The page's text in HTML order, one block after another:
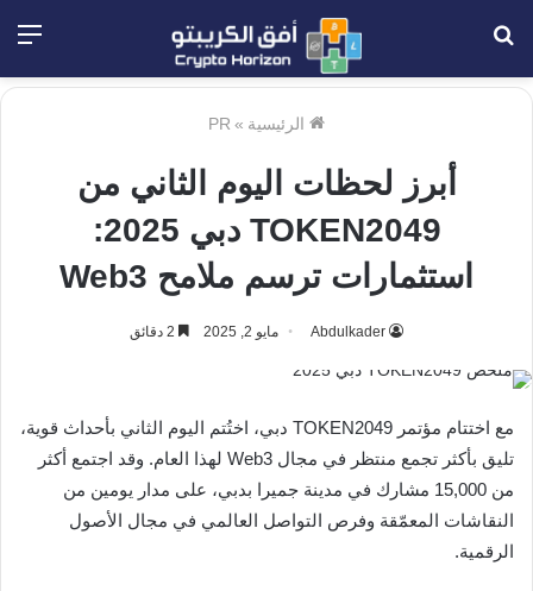
الرئيسية »
PR
أبرز لحظات اليوم الثاني من
TOKEN2049 دبي 2025:
استثمارات ترسم ملامح Web3
Abdulkader مايو 2, 2025
مع اختتام مؤتمر TOKEN2049 دبي، اختُتم اليوم الثاني بأحداث قوية،
تليق بأكثر تجمع منتظر في مجال Web3 لهذا العام. وقد اجتمع أكثر
من 15,000 مشارك في مدينة جميرا بدبي، على مدار يومين من
النقاشات المعمّقة وفرص التواصل العالمي في مجال الأصول
الرقمية.